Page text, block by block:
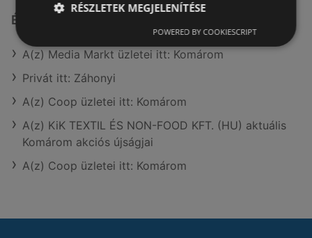
Érdeklődésre számot tartó elemek itt:
A(z) Media Markt üzletei itt: Komárom
Privát itt: Záhonyi
A(z) Coop üzletei itt: Komárom
A(z) KiK TEXTIL ÉS NON-FOOD KFT. (HU) aktuális
Komárom akciós újságjai
A(z) Coop üzletei itt: Komárom
RÉSZLETEK MEGJELENÍTÉSE
POWERED BY COOKIESCRIPT